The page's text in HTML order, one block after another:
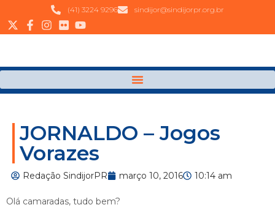
(41) 3224 9296 sindijor@sindijorpr.org.br
JORNALDO – Jogos
Vorazes
Redação SindijorPR março 10, 2016 10:14 am
Olá camaradas, tudo bem?